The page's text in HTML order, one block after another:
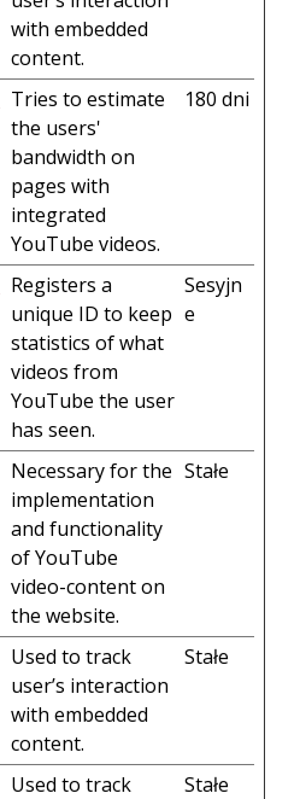
with embedded
content.
Tries to estimate
the users'
bandwidth on
pages with
integrated
YouTube videos.
180 dni
Registers a
unique ID to keep
statistics of what
videos from
YouTube the user
has seen.
Sesyjn
e
Necessary for the
implementation
and functionality
of YouTube
video-content on
the website.
Stałe
Used to track
user’s interaction
with embedded
content.
Stałe
Used to track
Stałe